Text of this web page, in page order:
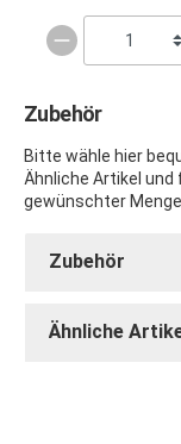
Zubehör
Bitte wähle hier
Ähnliche Artikel und
gewünschter
Zubehör
Ähnliche